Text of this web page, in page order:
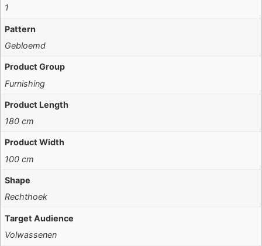
1
Pattern
Gebloemd
Product Group
Furnishing
Product Length
180 cm
Product Width
100 cm
Shape
Rechthoek
Target Audience
Volwassenen